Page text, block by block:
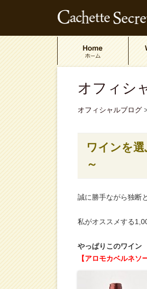
オフィシ
オフィシャルブログ
ワインを
～
誠に勝手ながら独断
私がオススメする
やっぱりこのワイン
【アロモカベルネ